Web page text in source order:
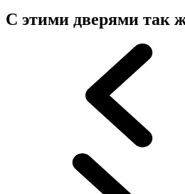
С этими дверями так